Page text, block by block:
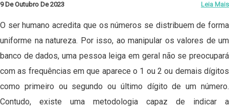
9 De Outubro De 2023 Leia Mais
O ser humano acredita que os números se distribuem de forma
uniforme na natureza. Por isso, ao manipular os valores de um
banco de dados, uma pessoa leiga em geral não se preocupará
com as frequências em que aparece o 1 ou 2 ou demais dígitos
como primeiro ou segundo ou último dígito de um número.
Contudo, existe uma metodologia capaz de indicar a